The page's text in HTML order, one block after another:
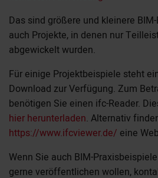
Das sind größere und kleinere
auch Projekte, in denen nur
abgewickelt wurden.
Für einige Projektbeispiele steht
Download zur Verfügung. Zum
benötigen Sie einen ifc-Reader.
hier herunterladen. Alternativ
https://www.ifcviewer.de/ eine
Wenn Sie auch BIM-
gerne veröffentlichen wollen,